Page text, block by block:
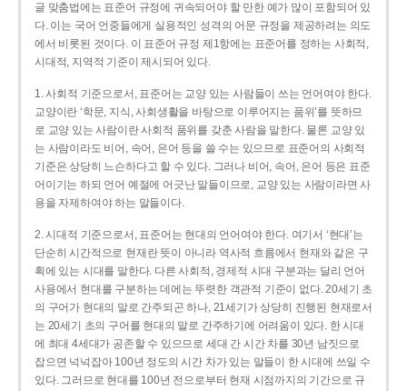
글 맞춤법에는 표준어 규정에 귀속되어야 할 만한 예가 많이 포함되어 있
다. 이는 국어 언중들에게 실용적인 성격의 어문 규정을 제공하려는 의도
에서 비롯된 것이다. 이 표준어 규정 제1항에는 표준어를 정하는 사회적,
시대적, 지역적 기준이 제시되어 있다.
1. 사회적 기준으로서, 표준어는 교양 있는 사람들이 쓰는 언어여야 한다.
교양이란 ‘학문, 지식, 사회생활을 바탕으로 이루어지는 품위’를 뜻하므
로 교양 있는 사람이란 사회적 품위를 갖춘 사람을 말한다. 물론 교양 있
는 사람이라도 비어, 속어, 은어 등을 쓸 수는 있으므로 표준어의 사회적
기준은 상당히 느슨하다고 할 수 있다. 그러나 비어, 속어, 은어 등은 표준
어이기는 하되 언어 예절에 어긋난 말들이므로, 교양 있는 사람이라면 사
용을 자제하여야 하는 말들이다.
2. 시대적 기준으로서, 표준어는 현대의 언어여야 한다. 여기서 ‘현대’는
단순히 시간적으로 현재란 뜻이 아니라 역사적 흐름에서 현재와 같은 구
획에 있는 시대를 말한다. 다른 사회적, 경제적 시대 구분과는 달리 언어
사용에서 현대를 구분하는 데에는 뚜렷한 객관적 기준이 없다. 20세기 초
의 구어가 현대의 말로 간주되곤 하나, 21세기가 상당히 진행된 현재로서
는 20세기 초의 구어를 현대의 말로 간주하기에 어려움이 있다. 한 시대
에 최대 4세대가 공존할 수 있으므로 세대 간 시간 차를 30년 남짓으로
잡으면 넉넉잡아 100년 정도의 시간 차가 있는 말들이 한 시대에 쓰일 수
있다. 그러므로 현대를 100년 전으로부터 현재 시점까지의 기간으로 규